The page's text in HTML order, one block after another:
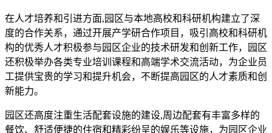
在人才培养和引进方面,园区与本地高校和科研机构建立了深
度的合作关系，通过开展产学研合作项目，吸引高校和科研机
构的优秀人才积极参与园区企业的技术研发和创新工作，园区
还积极举办各类专业培训课程和高端学术交流活动，为企业员
工提供宝贵的学习和提升机会，不断提高园区的人才素质和创
新能力。
园区还高度注重生活配套设施的建设,周边配套有丰富多样的
餐饮、舒适便捷的住宿和精彩纷呈的娱乐等设施，为园区企业